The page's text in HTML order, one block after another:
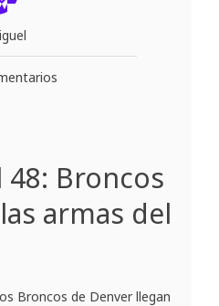
48: Broncos
armas del
Broncos de Denver llegan